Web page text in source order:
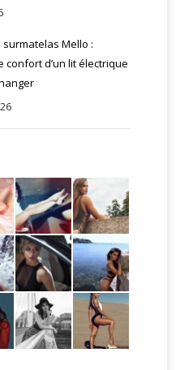
surmatelas Mello :
confort d’un lit électrique